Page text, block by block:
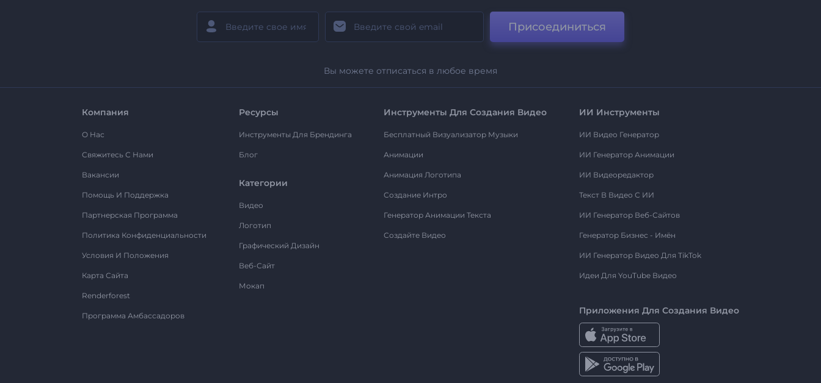
Присоединиться
Вы можете отписаться в любое время
Компания
О Нас
Свяжитесь С Нами
Вакансии
Помощь И Поддержка
Партнерская Программа
Политика Конфиденциальности
Условия И Положения
Карта Сайта
Renderforest
Программа Амбассадоров
Ресурсы
Инструменты Для Брендинга
Блог
Категории
Видео
Логотип
Графический Дизайн
Веб-Сайт
Мокап
Инструменты Для Создания Видео
Бесплатный Визуализатор Музыки
Анимации
Анимация Логотипа
Создание Интро
Генератор Анимации Текста
Создайте Видео
ИИ Инструменты
ИИ Видео Генератор
ИИ Генератор Анимации
ИИ Видеоредактор
Текст В Видео С ИИ
ИИ Генератор Веб-Сайтов
Генератор Бизнес - Имён
ИИ Генератор Видео Для TikTok
Идеи Для YouTube Видео
Приложения Для Создания Видео